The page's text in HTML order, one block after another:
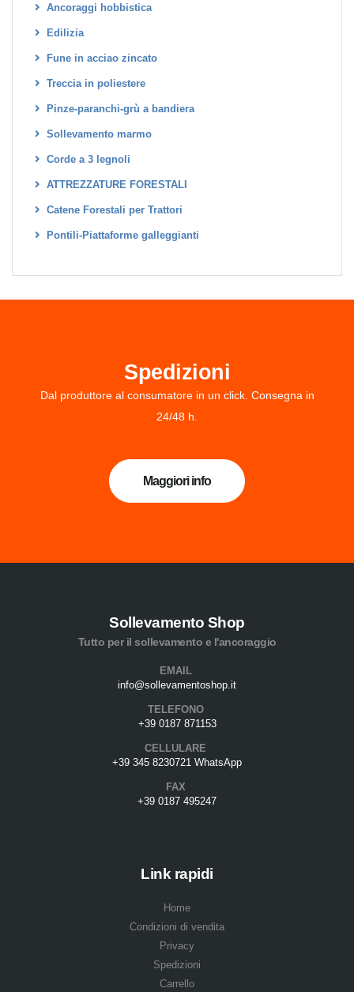
Ancoraggi hobbistica
Edilizia
Fune in acciao zincato
Treccia in poliestere
Pinze-paranchi-grù a bandiera
Sollevamento marmo
Corde a 3 legnoli
ATTREZZATURE FORESTALI
Catene Forestali per Trattori
Pontili-Piattaforme galleggianti
Spedizioni
Dal produttore al consumatore in un click. Consegna in
24/48 h.
Maggiori info
Sollevamento Shop
Tutto per il sollevamento e l'ancoraggio
EMAIL
info@sollevamentoshop.it
TELEFONO
+39 0187 871153
CELLULARE
+39 345 8230721 WhatsApp
FAX
+39 0187 495247
Link rapidi
Home
Condizioni di vendita
Privacy
Spedizioni
Carrello